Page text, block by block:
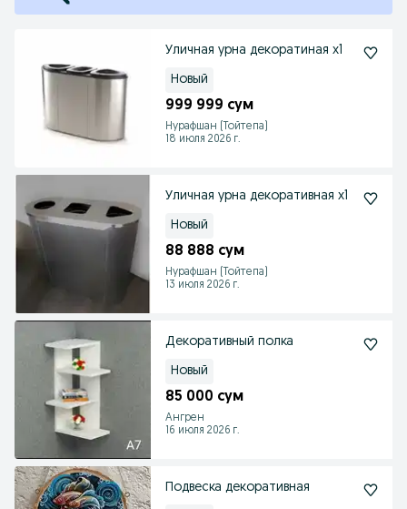
Уличная урна декоратиная х1
Новый
999 999 сум
Нурафшан (Тойтепа)
18 июля 2026 г.
Уличная урна декоративная х1
Новый
88 888 сум
Нурафшан (Тойтепа)
13 июля 2026 г.
Декоративный полка
Новый
85 000 сум
Ангрен
16 июля 2026 г.
Подвеска декоративная